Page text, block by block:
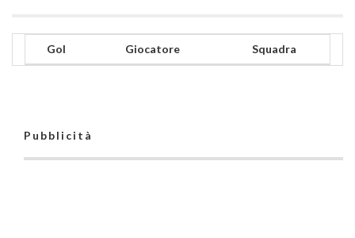
Gol Giocatore Squadra
Pubblicità